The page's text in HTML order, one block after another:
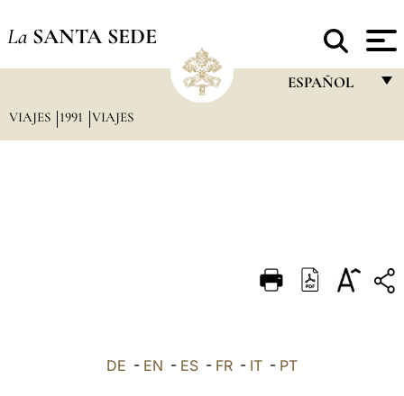
La SANTA SEDE
ESPAÑOL
DEUTSCH
العربيّة
VIAJES 1991 VIAJES
DE - EN - ES - FR - IT - PT